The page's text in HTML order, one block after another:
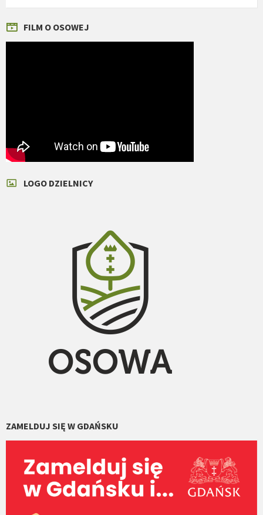
FILM O OSOWEJ
LOGO DZIELNICY
ZAMELDUJ SIĘ W GDAŃSKU